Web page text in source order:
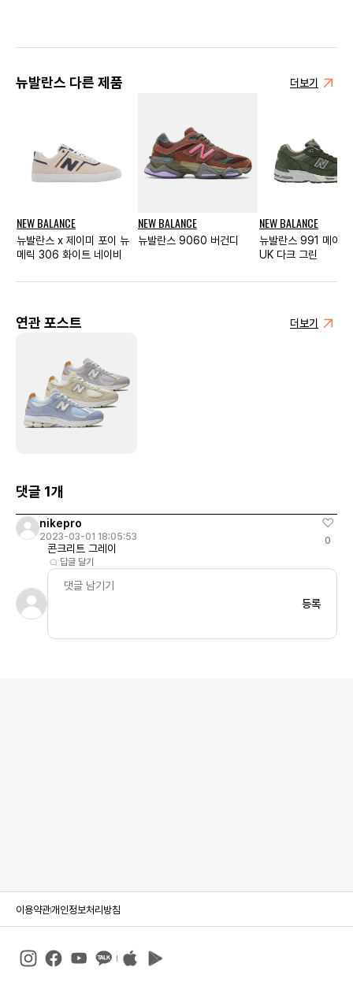
뉴발란스 다른 제품 더보기
NEW BALANCE
뉴발란스 x 제이미 포이 뉴
메릭 306 화이트 네이비
NEW BALANCE
뉴발란스 9060 버건디
NEW BALANCE
뉴발란스 991 메이드
UK 다크 그린
연관 포스트 더보기
댓글 1개
nikepro
2023-03-01 18:05:53
콘크리트 그레이
답글 달기
0
등록
이용약관개인정보처리방침